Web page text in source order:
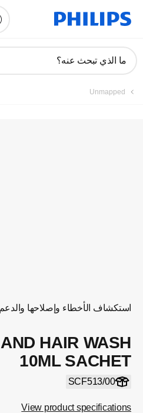
دعم
ما الذي تبحث عنه؟
Unmapped
استكشاف الأخطاء وإصلاحها والدعم
HAIR WASH
10ML SACHET
SCF513/00
View product specifications